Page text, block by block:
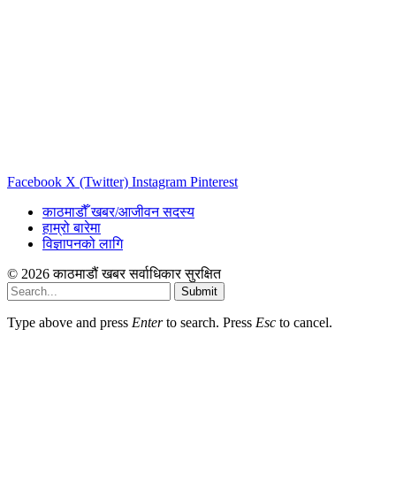
Facebook X (Twitter) Instagram Pinterest
काठमाडौँ खबर/आजीवन सदस्य
हाम्रो बारेमा
विज्ञापनको लागि
© 2026 काठमाडौं खबर सर्वाधिकार सुरक्षित
Submit
Type above and press Enterto search. Press Esc to cancel.